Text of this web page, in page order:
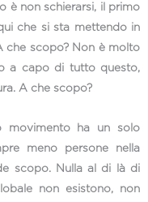
è non schierarsi, il primo
che si sta mettendo in
che scopo? Non è molto
a capo di tutto questo,
A che scopo?
movimento ha un solo
meno persone nella
scopo. Nulla al di là di
non esistono, non